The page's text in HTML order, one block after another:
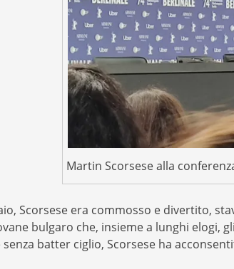
Martin Scorsese alla
Scorsese era commosso e divertito,
bulgaro che, insieme a lunghi
batter ciglio, Scorsese ha